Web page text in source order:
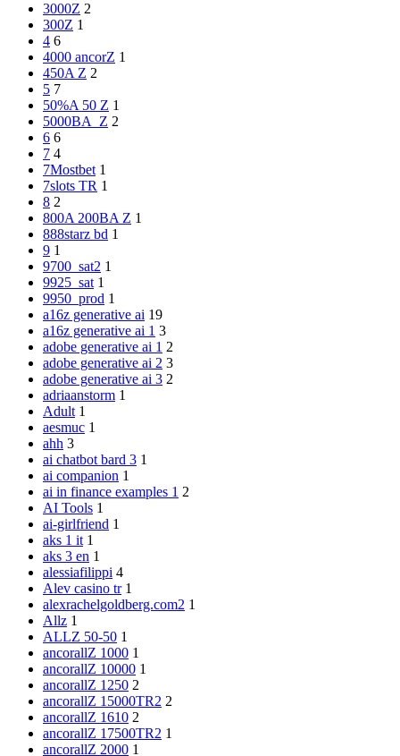
3000Z 2
300Z 1
4 6
4000 ancorZ 1
450A Z 2
5 7
50%A 50 Z 1
5000BA_Z 2
6 6
7 4
7Mostbet 1
7slots TR 1
8 2
800A 200BA Z 1
888starz bd 1
9 1
9700_sat2 1
9925_sat 1
9950_prod 1
a16z generative ai 19
a16z generative ai 1 3
adobe generative ai 1 2
adobe generative ai 2 3
adobe generative ai 3 2
adriaanstorm 1
Adult 1
aesmuc 1
ahh 3
ai chatbot bard 3 1
ai companion 1
ai in finance examples 1 2
AI Tools 1
ai-girlfriend 1
aks 1 it 1
aks 3 en 1
alessiafilippi 4
Alev casino tr 1
alexrachelgoldberg.com2 1
Allz 1
ALLZ 50-50 1
ancorallZ 1000 1
ancorallZ 10000 1
ancorallZ 1250 2
ancorallZ 15000TR2 2
ancorallZ 1610 2
ancorallZ 17500TR2 1
ancorallZ 2000 1